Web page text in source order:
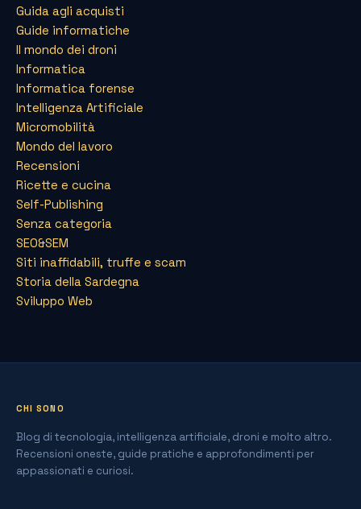
Guida agli acquisti
Guide informatiche
Il mondo dei droni
Informatica
Informatica forense
Intelligenza Artificiale
Micromobilità
Mondo del lavoro
Recensioni
Ricette e cucina
Self-Publishing
Senza categoria
SEO&SEM
Siti inaffidabili, truffe e scam
Storia della Sardegna
Sviluppo Web
CHI SONO
Blog di tecnologia, intelligenza artificiale, droni e molto altro.
Recensioni oneste, guide pratiche e approfondimenti per
appassionati e curiosi.